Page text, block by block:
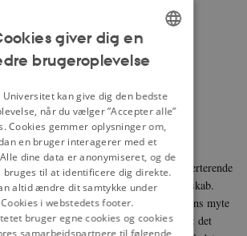
Centrets skriftserie ; 3
99.4 Jensen, Johannes V., f. 1873
225,00
umoderne : Johannes V. Jensens
Maja Bissenbakker Frederiksen: Perverterende
i Johannes V. Jensens forfatterskab.
fører tilbage : om Johannes V. Jensens myte
Klitgård Povlsen: Fra dæmoni til idyl : det
ENGLISH
giver dig en
brugeroplevelse
Universitet kan give dig den bedste
når du vælger ”Accepter alle”
Cookies gemmer oplysninger om,
en bruger interagerer med et
dine data er anonymiseret, og de
bruges til at identificere dig direkte.
altid ændre dit samtykke under
Cookies i webstedets footer.
bruger egne cookies og cookies
samarbejdspartnere til følgende